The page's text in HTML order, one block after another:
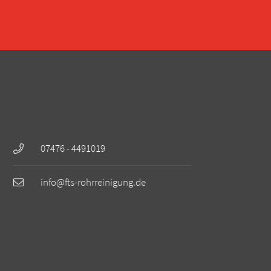
07476 - 4491019
info@fts-rohrreinigung.de